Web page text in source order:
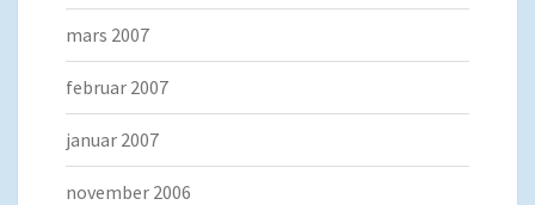
mars 2007
februar 2007
januar 2007
november 2006